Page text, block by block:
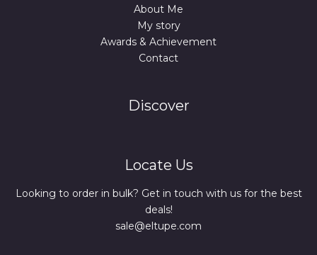
About Me
My story
Awards & Achievement
Contact
Discover
Locate Us
Looking to order in bulk? Get in touch with us for the best
deals!
sale@eltupe.com